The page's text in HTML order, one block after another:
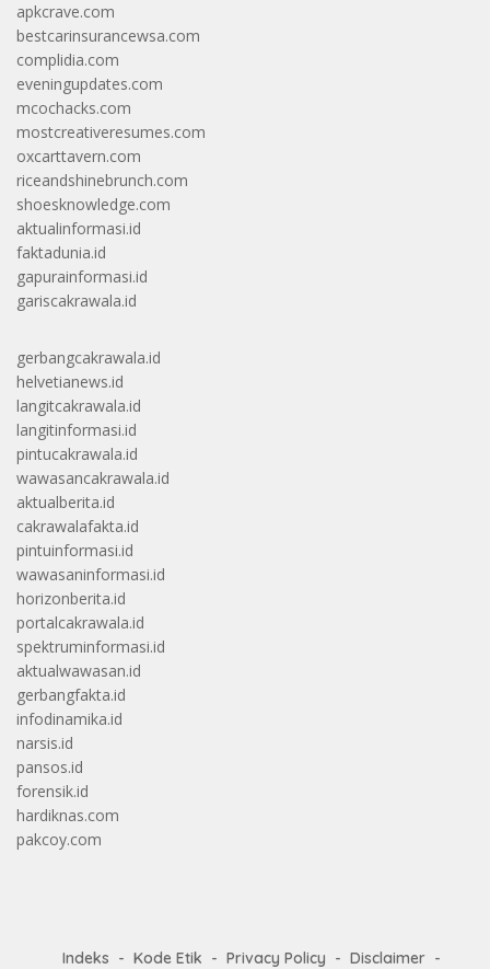
apkcrave.com
bestcarinsurancewsa.com
complidia.com
eveningupdates.com
mcochacks.com
mostcreativeresumes.com
oxcarttavern.com
riceandshinebrunch.com
shoesknowledge.com
aktualinformasi.id
faktadunia.id
gapurainformasi.id
gariscakrawala.id
gerbangcakrawala.id
helvetianews.id
langitcakrawala.id
langitinformasi.id
pintucakrawala.id
wawasancakrawala.id
aktualberita.id
cakrawalafakta.id
pintuinformasi.id
wawasaninformasi.id
horizonberita.id
portalcakrawala.id
spektruminformasi.id
aktualwawasan.id
gerbangfakta.id
infodinamika.id
narsis.id
pansos.id
forensik.id
hardiknas.com
pakcoy.com
Indeks Kode Etik Privacy Policy Disclaimer